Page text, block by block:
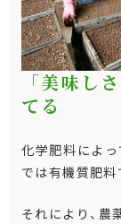
「美味し
てる
化学肥料によ
では有機質肥料
それにより、農